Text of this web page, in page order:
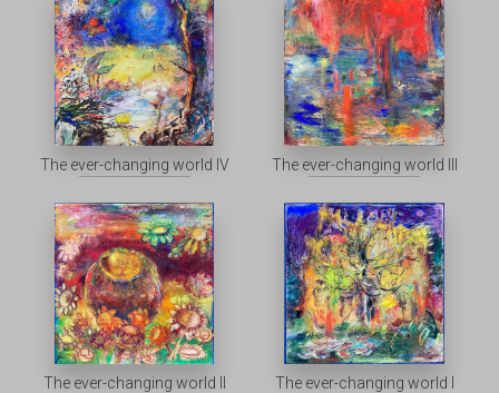
The ever-changing world IV The ever-changing world III
The ever-changing world II The ever-changing world I